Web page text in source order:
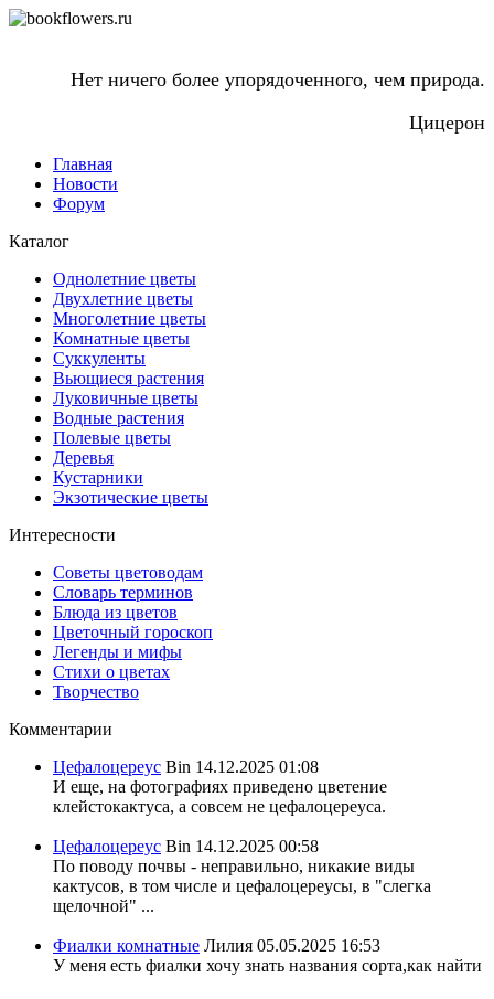
Нет ничего более упорядоченного, чем природа.
Цицерон
Главная
Новости
Форум
Каталог
Однолетние цветы
Двухлетние цветы
Многолетние цветы
Комнатные цветы
Суккуленты
Вьющиеся растения
Луковичные цветы
Водные растения
Полевые цветы
Деревья
Кустарники
Экзотические цветы
Интересности
Советы цветоводам
Словарь терминов
Блюда из цветов
Цветочный гороскоп
Легенды и мифы
Стихи о цветах
Творчество
Комментарии
Цефалоцереус Bin 14.12.2025 01:08
И еще, на фотографиях приведено цветение
клейстокактуса, а совсем не цефалоцереуса.
Цефалоцереус Bin 14.12.2025 00:58
По поводу почвы - неправильно, никакие виды
кактусов, в том числе и цефалоцереусы, в "слегка
щелочной" ...
Фиалки комнатные Лилия 05.05.2025 16:53
У меня есть фиалки хочу знать названия сорта,как найти